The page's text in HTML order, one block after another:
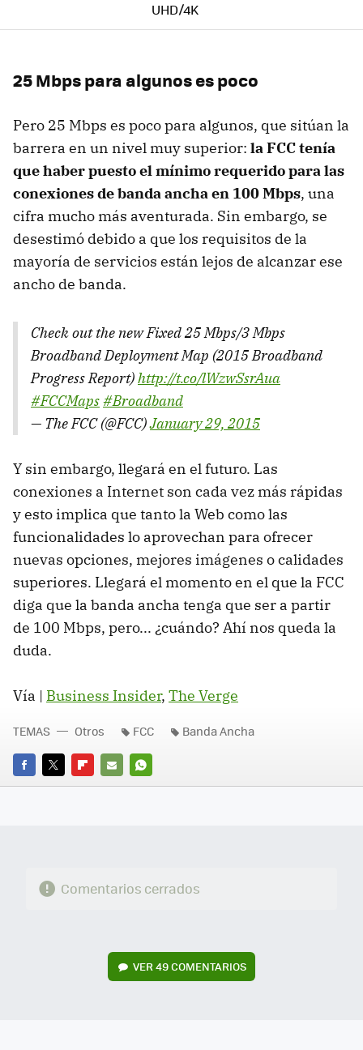
UHD/4K
25 Mbps para algunos es poco
Pero 25 Mbps es poco para algunos, que sitúan la
barrera en un nivel muy superior: la FCC tenía
que haber puesto el mínimo requerido para las
conexiones de banda ancha en 100 Mbps, una
cifra mucho más aventurada. Sin embargo, se
desestimó debido a que los requisitos de la
mayoría de servicios están lejos de alcanzar ese
ancho de banda.
Check out the new Fixed 25 Mbps/3 Mbps
Broadband Deployment Map (2015 Broadband
Progress Report)http://t.co/lWzwSsrAua
#FCCMaps#Broadband
— The FCC (@FCC)January 29, 2015
Y sin embargo, llegará en el futuro. Las
conexiones a Internet son cada vez más rápidas
y esto implica que tanto la Web como las
funcionalidades lo aprovechan para ofrecer
nuevas opciones, mejores imágenes o calidades
superiores. Llegará el momento en el que la FCC
diga que la banda ancha tenga que ser a partir
de 100 Mbps, pero... ¿cuándo? Ahí nos queda la
duda.
Vía | Business Insider, The Verge
FACEBOOK
TWITTERFLIPBOARD
E-
WHATSAPP
TEMAS Otros FCC Banda Ancha
Comentarios cerrados
VER49 COMENTARIOS